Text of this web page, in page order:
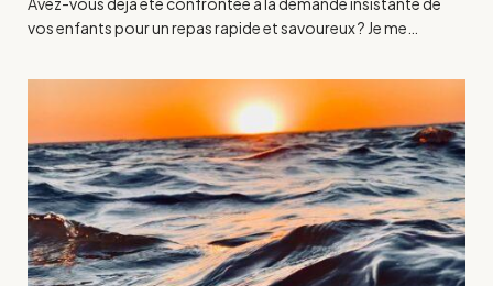
vos enfants pour un repas rapide et savoureux ? Je me…